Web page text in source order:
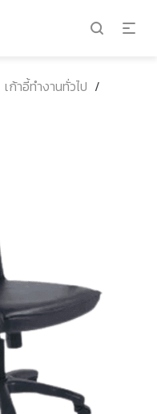
เก้าอี้ทำงานทั่วไป /